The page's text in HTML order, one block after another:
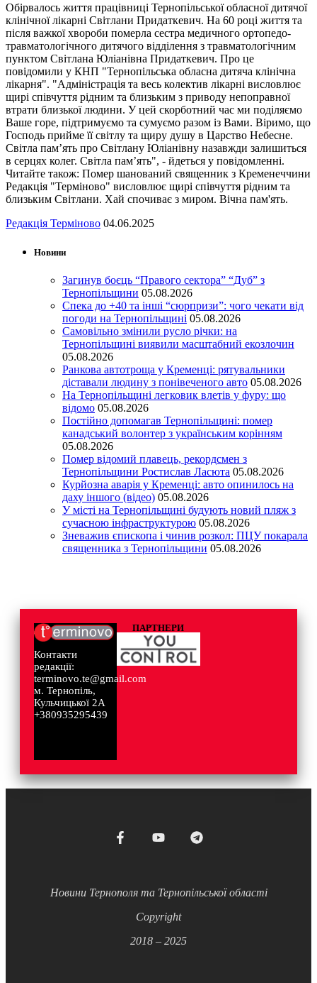
Обірвалось життя працівниці Тернопільської обласної дитячої
клінічної лікарні Світлани Придаткевич. На 60 році життя та
після важкої хвороби померла сестра медичного ортопедо-
травматологічного дитячого відділення з травматологічним
пунктом Світлана Юліанівна Придаткевич. Про це
повідомили у КНП "Тернопільська обласна дитяча клінічна
лікарня". "Адміністрація та весь колектив лікарні висловлює
щирі співчуття рідним та близьким з приводу непоправної
втрати близької людини. У цей скорботний час ми поділяємо
Ваше горе, підтримуємо та сумуємо разом із Вами. Віримо, що
Господь прийме її світлу та щиру душу в Царство Небесне.
Світла пам’ять про Світлану Юліанівну назавжди залишиться
в серцях колег. Світла пам’ять", - йдеться у повідомленні.
Читайте також: Помер шанований священник з Кременеччини
Редакція "Терміново" висловлює щирі співчуття рідним та
близьким Світлани. Хай спочиває з миром. Вічна пам'ять.
Редакція Терміново 04.06.2025
Новини
Загинув боєць “Правого сектора” “Дуб” з
Тернопільщини 05.08.2026
Спека до +40 та інші “сюрпризи”: чого чекати від
погоди на Тернопільщині 05.08.2026
Самовільно змінили русло річки: на
Тернопільщині виявили масштабний екозлочин
05.08.2026
Ранкова автотроща у Кременці: рятувальники
діставали людину з понівеченого авто 05.08.2026
На Тернопільщині легковик влетів у фуру: що
відомо 05.08.2026
Постійно допомагав Тернопільщині: помер
канадський волонтер з українським корінням
05.08.2026
Помер відомий плавець, рекордсмен з
Тернопільщини Ростислав Ласюта 05.08.2026
Курйозна аварія у Кременці: авто опинилось на
даху іншого (відео) 05.08.2026
У місті на Тернопільщині будують новий пляж з
сучасною інфраструктурою 05.08.2026
Зневажив єпископа і чинив розкол: ПЦУ покарала
священника з Тернопільщини 05.08.2026
Контакти
редакції:
terminovo.te@gmail.com
м. Тернопіль,
Кульчицької 2А
+380935295439
ПАРТНЕРИ
Новини Тернополя та Тернопільської області
Copyright
2018 – 2025